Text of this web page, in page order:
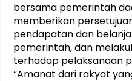
bersama pemerintah
memberikan
pendapatan dan
pemerintah, dan
terhadap pelaksanaan
“Amanat dari rakyat